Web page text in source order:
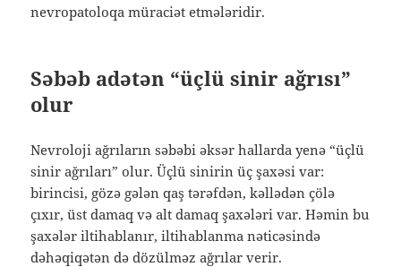
nevropatoloqa müraciət etmələridir.
Səbəb adətən “üçlü sinir ağrısı”
olur
Nevroloji ağrıların səbəbi əksər hallarda yenə “üçlü
sinir ağrıları” olur. Üçlü sinirin üç şaxəsi var:
birincisi, gözə gələn qaş tərəfdən, kəllədən çölə
çıxır, üst damaq və alt damaq şaxələri var. Həmin bu
şaxələr iltihablanır, iltihablanma nəticəsində
dəhəqiqətən də dözülməz ağrılar verir.